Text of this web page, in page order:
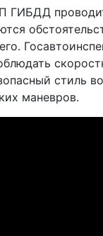
ГИБДД
стиль
маневров.